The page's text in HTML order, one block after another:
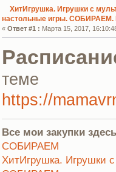
ХитИгрушка. Игрушки с
настольные игры.
«Ответ #1 : Марта 15, 2017,
теме
https://
Все мои закупки
СОБИРАЕМ
ХитИгрушка. Игрушки